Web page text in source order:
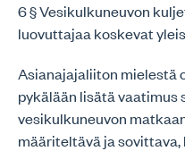
6 § Vesikulkuneuvon
luovuttajaa koskevat
Asianajajaliiton mielestä
pykälään lisätä vaatimus
vesikulkuneuvon
määriteltävä ja